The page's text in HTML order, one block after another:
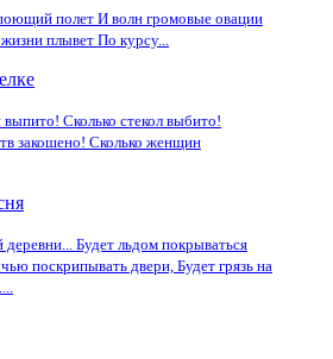
полет И волн громовые овации
плывет По курсу...
выпито! Сколько стекол выбито!
закошено! Сколько женщин
деревни... Будет льдом покрываться
поскрипывать двери, Будет грязь на